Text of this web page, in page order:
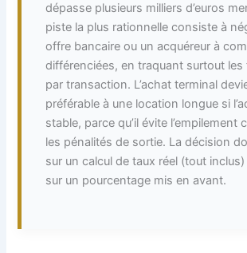
dépasse plusieurs milliers d’euros
piste la plus rationnelle consiste à
offre bancaire ou un acquéreur à
différenciées, en traquant surtout les
par transaction. L’achat terminal
préférable à une location longue si
stable, parce qu’il évite l’empilement
les pénalités de sortie. La décision
sur un calcul de taux réel (tout
sur un pourcentage mis en avant.